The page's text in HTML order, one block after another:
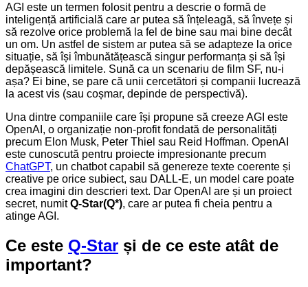
AGI este un termen folosit pentru a descrie o formă de
inteligență artificială care ar putea să înțeleagă, să învețe și
să rezolve orice problemă la fel de bine sau mai bine decât
un om. Un astfel de sistem ar putea să se adapteze la orice
situație, să își îmbunătățească singur performanța și să își
depășească limitele. Sună ca un scenariu de film SF, nu-i
așa? Ei bine, se pare că unii cercetători și companii lucrează
la acest vis (sau coșmar, depinde de perspectivă).
Una dintre companiile care își propune să creeze AGI este
OpenAI, o organizație non-profit fondată de personalități
precum Elon Musk, Peter Thiel sau Reid Hoffman. OpenAI
este cunoscută pentru proiecte impresionante precum
ChatGPT, un chatbot capabil să genereze texte coerente și
creative pe orice subiect, sau DALL-E, un model care poate
crea imagini din descrieri text. Dar OpenAI are și un proiect
secret, numitQ-Star(Q*), care ar putea fi cheia pentru a
atinge AGI.
Ce este Q-Star și de ce este atât de
important?